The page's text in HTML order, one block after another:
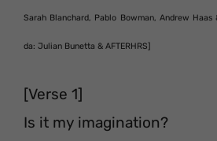
Sarah Blanchard, Pablo Bowman, Andrew
da: Julian Bunetta & AFTERHRS]
[Verse 1]
Is it my imagination?